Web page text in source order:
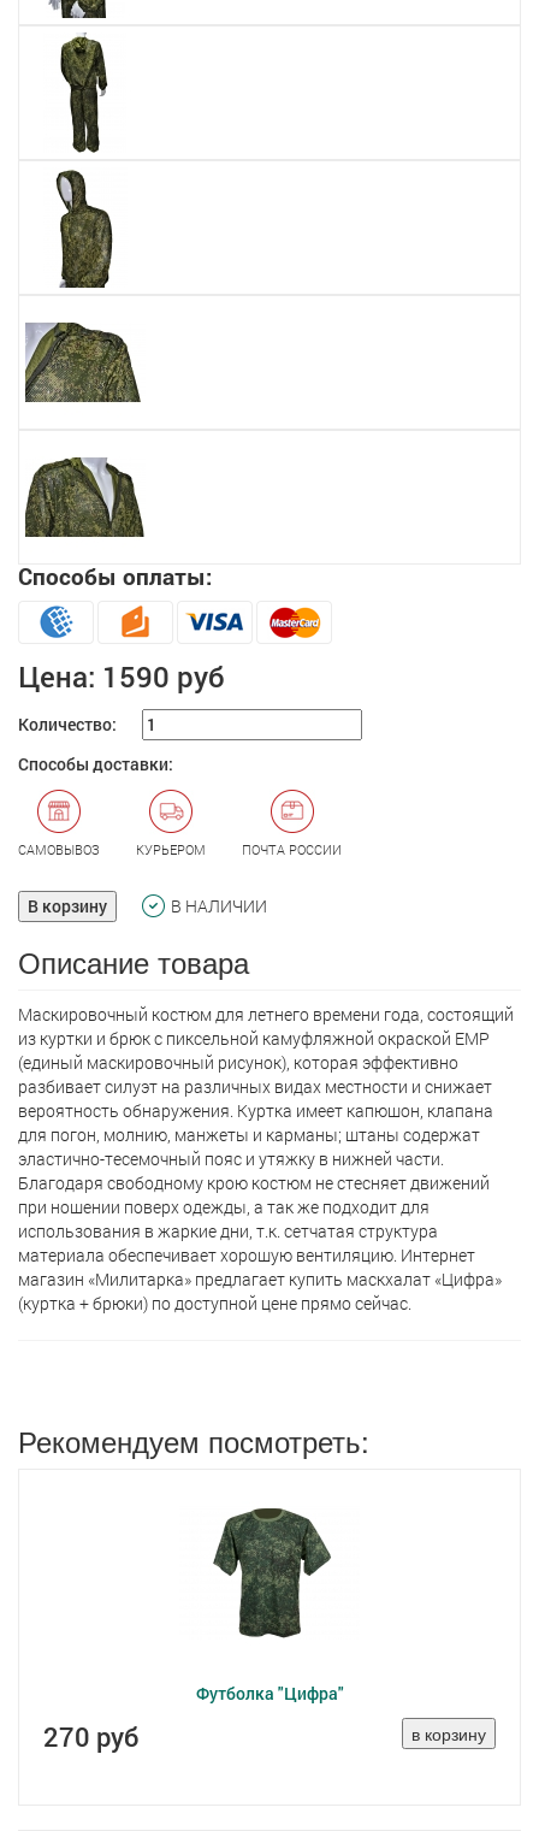
Способы оплаты:
Цена: 1590 руб
Количество:
Способы доставки:
САМОВЫВОЗ КУРЬЕРОМ ПОЧТА РОССИИ
В корзину В НАЛИЧИИ
Описание товара
Маскировочный костюм для летнего времени года, состоящий
из куртки и брюк с пиксельной камуфляжной окраской ЕМР
(единый маскировочный рисунок), которая эффективно
разбивает силуэт на различных видах местности и снижает
вероятность обнаружения. Куртка имеет капюшон, клапана
для погон, молнию, манжеты и карманы; штаны содержат
эластично-тесемочный пояс и утяжку в нижней части.
Благодаря свободному крою костюм не стесняет движений
при ношении поверх одежды, а так же подходит для
использования в жаркие дни, т.к. сетчатая структура
материала обеспечивает хорошую вентиляцию. Интернет
магазин «Милитарка» предлагает кyпить маскхалат «Цифра»
(куртка + брюки) по доступной цене прямо сейчас.
Рекомендуем посмотреть:
Футболка "Цифра"
270 руб